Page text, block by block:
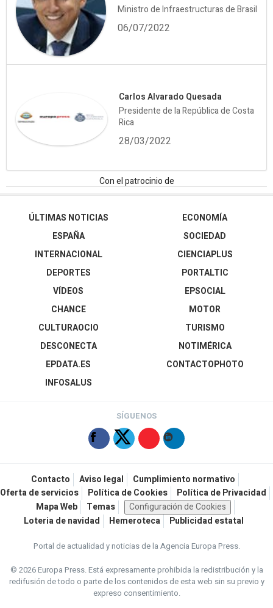
Ministro de Infraestructuras de Brasil
06/07/2022
Carlos Alvarado Quesada
Presidente de la República de Costa
Rica
28/03/2022
Con el patrocinio de
ÚLTIMAS NOTICIAS
ESPAÑA
INTERNACIONAL
DEPORTES
VÍDEOS
ECONOMÍA
SOCIEDAD
CIENCIAPLUS
PORTALTIC
EPSOCIAL
CHANCE
CULTURAOCIO
DESCONECTA
EPDATA.ES
INFOSALUS
MOTOR
TURISMO
NOTIMÉRICA
CONTACTOPHOTO
SÍGUENOS
Contacto Aviso legal
Cumplimiento normativo
Oferta de servicios
Política de Cookies
Política de Privacidad
Mapa Web
Temas
Configuración de Cookies
Loteria de navidad
Hemeroteca Publicidad estatal
Portal de actualidad y noticias de la Agencia Europa Press.
© 2026 Europa Press.Está expresamente prohibida la redistribución y la
redifusión de todo o parte de los contenidos de esta web sin su previo y
expreso consentimiento.